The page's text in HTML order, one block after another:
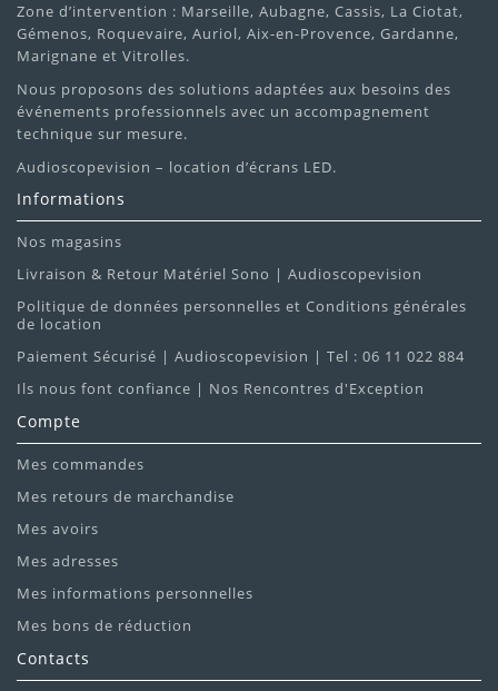
Zone d’intervention : Marseille, Aubagne, Cassis, La Ciotat,
Gémenos, Roquevaire, Auriol, Aix-en-Provence, Gardanne,
Marignane et Vitrolles.
Nous proposons des solutions adaptées aux besoins des
événements professionnels avec un accompagnement
technique sur mesure.
Audioscopevision – location d’écrans LED.
Informations
Nos magasins
Livraison & Retour Matériel Sono | Audioscopevision
Politique de données personnelles et Conditions générales
de location
Paiement Sécurisé | Audioscopevision | Tel : 06 11 022 884
Ils nous font confiance | Nos Rencontres d'Exception
Compte
Mes commandes
Mes retours de marchandise
Mes avoirs
Mes adresses
Mes informations personnelles
Mes bons de réduction
Contacts